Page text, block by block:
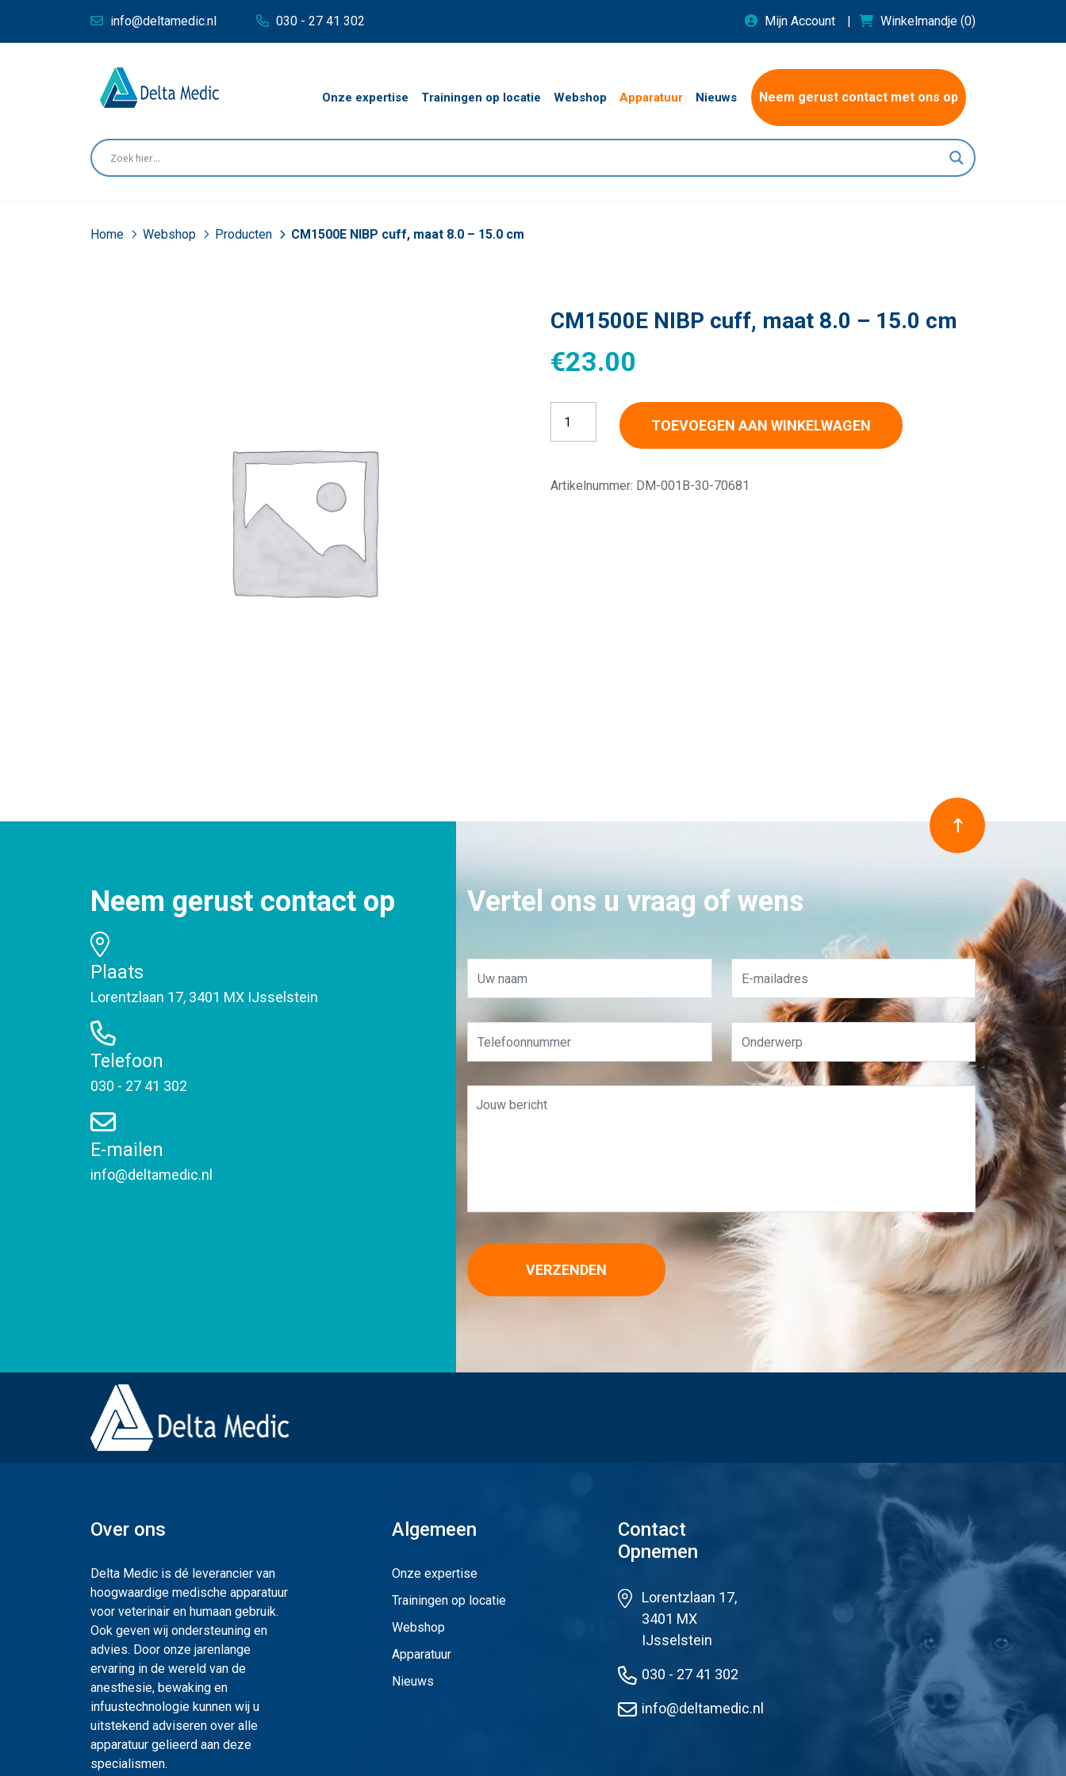
info@deltamedic.nl 030 - 27 41 302 Mijn Account Winkelmandje (0)
Onze expertise Trainingen op locatie Webshop Apparatuur Nieuws Neem gerust contact met ons op
Home Webshop Producten CM1500E NIBP cuff, maat 8.0 – 15.0 cm
CM1500E NIBP cuff, maat 8.0 – 15.0 cm
€23.00
CM1500E NIBP cuff, maat 8.0 - 15.0 cm aantal
TOEVOEGEN AAN WINKELWAGEN
Artikelnummer: DM-001B-30-70681
Neem gerust contact op
Plaats
Lorentzlaan 17, 3401 MX IJsselstein
Telefoon
030 - 27 41 302
E-mailen
info@deltamedic.nl
Vertel ons u vraag of wens
VERZENDEN
Over ons
Delta Medic is dé leverancier van
hoogwaardige medische apparatuur
voor veterinair en humaan gebruik.
Ook geven wij ondersteuning en
advies. Door onze jarenlange
ervaring in de wereld van de
anesthesie, bewaking en
infuustechnologie kunnen wij u
uitstekend adviseren over alle
apparatuur gelieerd aan deze
specialismen.
Algemeen
Onze expertise
Trainingen op locatie
Webshop
Apparatuur
Nieuws
Contact
Opnemen
Lorentzlaan 17,
3401 MX
IJsselstein
030 - 27 41 302
info@deltamedic.nl